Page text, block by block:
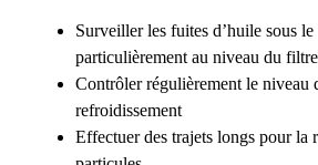
Surveiller les fuites d’huile sous
particulièrement au niveau du filtre
Contrôler régulièrement le niveau
refroidissement
Effectuer des trajets longs pour la